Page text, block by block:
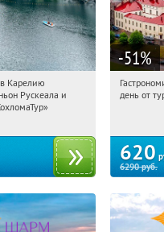
Купили:
Карелию
Рускеала и
-51%
день от
620
6290руб.